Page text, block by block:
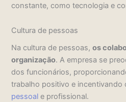
constante, como tecnologia e
Cultura de pessoas
Na cultura de pessoas,os
organização. A empresa se
dos funcionários,
trabalho positivo e
pessoal e profissional.